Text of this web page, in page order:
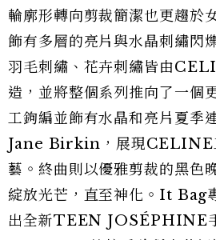
輪廓形轉向剪裁簡潔也更趨於
飾有多層的亮片與水晶刺繡閃
羽毛刺繡、花卉刺繡皆由
造，並將整個系列推向了一個
工鉤編並飾有水晶和亮片夏季
Jane Birkin，展現CELINE
藝。終曲則以優雅剪裁的黑色
綻放光芒，直至神化。It
出全新TEEN JOSÉPHINE